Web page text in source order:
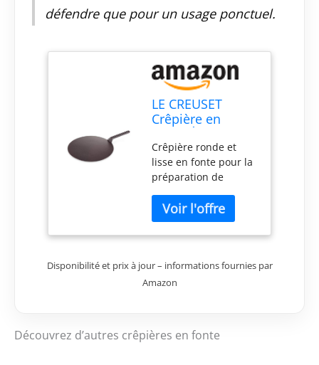
défendre que pour un usage ponctuel.
LE CREUSET
Crêpière en
avec Poignée en
Fer, Spatule et
Râteau en Bois,
32 cm, 3,275 kg,
Noir Mat,
20047320000460
Crêpière ronde et
lisse en fonte pour la
préparation de
sucrées et salées
Fonte économe en
énergie pour des
optimaux, compatible
avec toutes sources
débordements de la
Disponibilité et prix à jour – informations fournies par
Amazon
Découvrez d’autres crêpières en fonte